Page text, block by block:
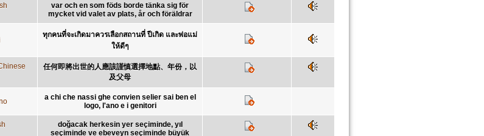
var och en som föds borde tänka sig för
mycket vid valet av plats, år och föräldrar
ทุกคนที่จะเกิดมาควรเลือกสถานที่ ปีเกิด และพ่อแม่
ให้ดีๆ
任何即將出世的人應該謹慎選擇地點、年份，以
及父母
a chi che nassi ghe convien selier sai ben el
logo, l'ano e i genitori
doğacak herkesin yer seçiminde, yıl
seçiminde ve ebeveyn seçiminde büyük